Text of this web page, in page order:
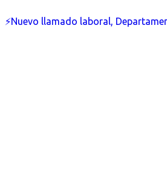
⚡Nuevo llamado laboral,